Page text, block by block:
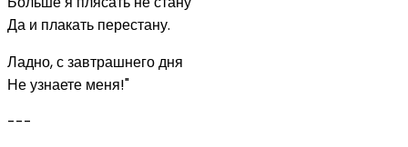
Да и плакать перестану.
Ладно, с завтрашнего дня
Не узнаете меня!"
---